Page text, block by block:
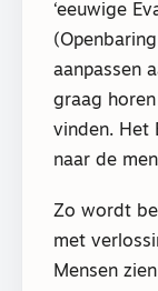
‘eeuwige
aanpassen
graag
vinden. Het
naar de
Zo wordt
met
Mensen